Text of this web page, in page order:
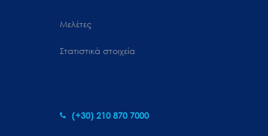
Μελέτες
Στατιστικά στοιχεία
(+30) 210 870 7000